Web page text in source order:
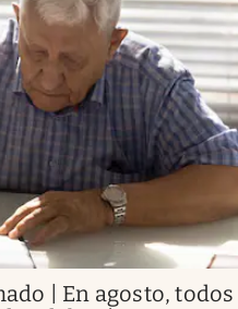
| En agosto, todos